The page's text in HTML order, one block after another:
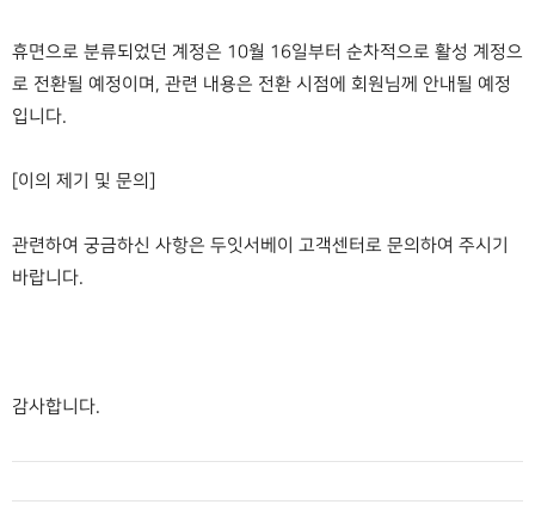
휴면으로 분류되었던 계정은 10월 16일부터 순차적으로 활성 계정으
로 전환될 예정이며, 관련 내용은 전환 시점에 회원님께 안내될 예정
입니다.
[이의 제기 및 문의]
관련하여 궁금하신 사항은 두잇서베이 고객센터로 문의하여 주시기
바랍니다.
감사합니다.